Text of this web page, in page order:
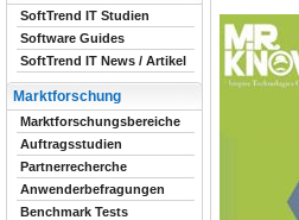
SoftTrend IT Studien
Software Guides
SoftTrend IT News / Artikel
Marktforschung
Marktforschungsbereiche
Auftragsstudien
Partnerrecherche
Anwenderbefragungen
Benchmark Tests